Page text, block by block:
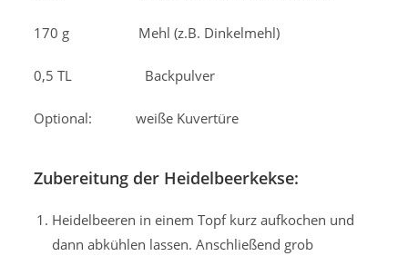
170 g Mehl (z.B. Dinkelmehl)
0,5 TL Backpulver
Optional: weiße Kuvertüre
Zubereitung der Heidelbeerkekse:
Heidelbeeren in einem Topf kurz aufkochen und
dann abkühlen lassen. Anschließend grob